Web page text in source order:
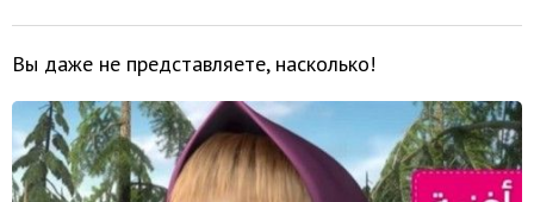
Вы даже не представляете, насколько!